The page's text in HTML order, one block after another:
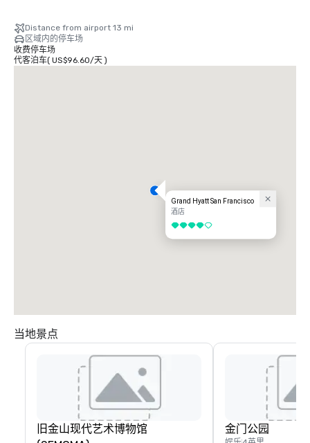
Distance from airport 13 mi
区域内的停车场
收费停车场
代客泊车( US$96.60/天)
Grand Hyatt San Francisco
酒店
4/5
当地景点
旧金山现代艺术博物馆
金门公园